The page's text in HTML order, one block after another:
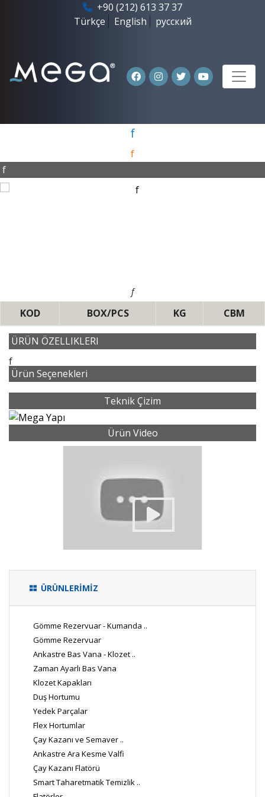
+90 (212) 613 37 37
Türkçe
English русский
f
f
f
f
KOD BOX/PCS KG CBM
ÜRÜN ÖZELLIKLERI
f
Ürün Seçenekleri
Teknik Çizim
Ürün Video
ÜRÜNLERİMİZ
Gömme Rezervuar - Kumanda ..
Gömme Rezervuar
Ankastre Bas Vana - Klozet ..
Zaman Ayarlı Bas Vana
Klozet Kapakları
Duş Hortumu
Yedek Parçalar
Flex Hortumlar
Çay Kazanı ve Semaver ..
Ankastre Ara Kesme Valfi
Çay Kazanı Flatörü
Smart Taharetmatik Temizlik ..